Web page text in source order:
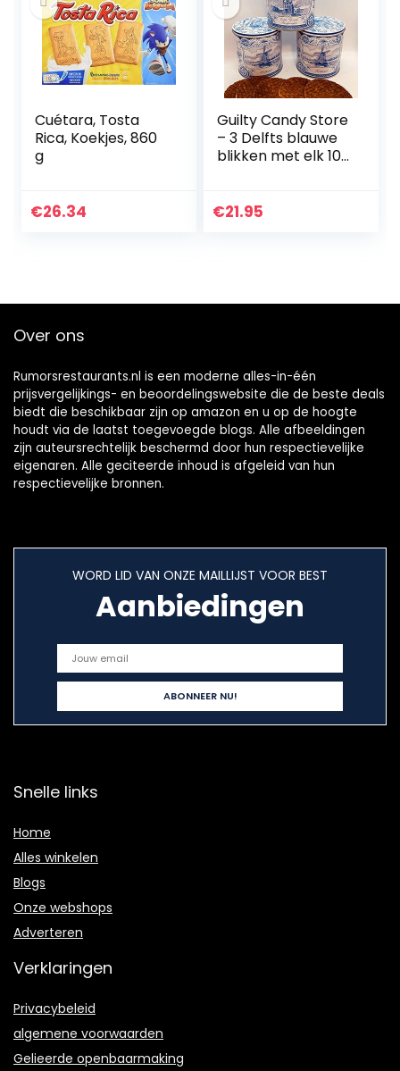
Cuétara, Tosta
Rica, Koekjes, 860
g
€26.34
Guilty Candy Store
– 3 Delfts blauwe
blikken met elk 10
€21.95
Over ons
Rumorsrestaurants.nl is een moderne alles-in-één
prijsvergelijkings- en beoordelingswebsite die de beste deals
biedt die beschikbaar zijn op amazon en u op de hoogte
houdt via de laatst toegevoegde blogs. Alle afbeeldingen
zijn auteursrechtelijk beschermd door hun respectievelijke
eigenaren. Alle geciteerde inhoud is afgeleid van hun
respectievelijke bronnen.
WORD LID VAN ONZE MAILLIJST VOOR BEST
Aanbiedingen
Snelle links
Home
Alles winkelen
Blogs
Onze webshops
Adverteren
Verklaringen
Privacybeleid
algemene voorwaarden
Gelieerde openbaarmaking